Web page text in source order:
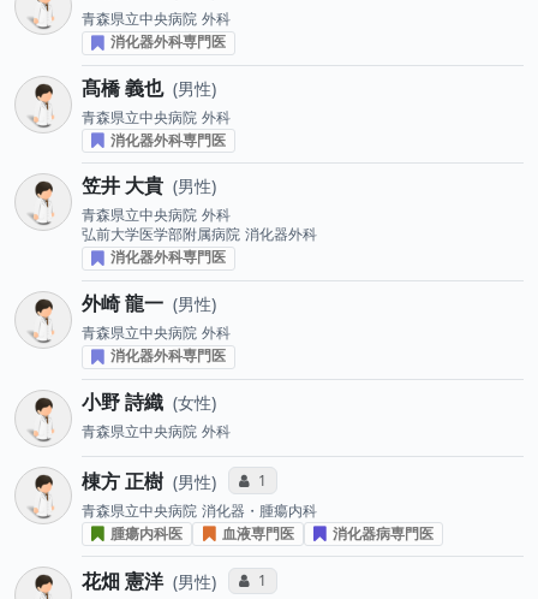
青森県立中央病院 外科
消化器外科専門医
髙橋 義也 男性
青森県立中央病院 外科
消化器外科専門医
笠井 大貴 男性
青森県立中央病院 外科
弘前大学医学部附属病院 消化器外科
消化器外科専門医
外崎 龍一 男性
青森県立中央病院 外科
消化器外科専門医
小野 詩織 女性
青森県立中央病院 外科
棟方 正樹 男性 コミュニケーション・タイプ投票数
1
青森県立中央病院 消化器・腫瘍内科
腫瘍内科医
血液専門医 消化器病専門医
花畑 憲洋 男性 コミュニケーション・タイプ投票数
1